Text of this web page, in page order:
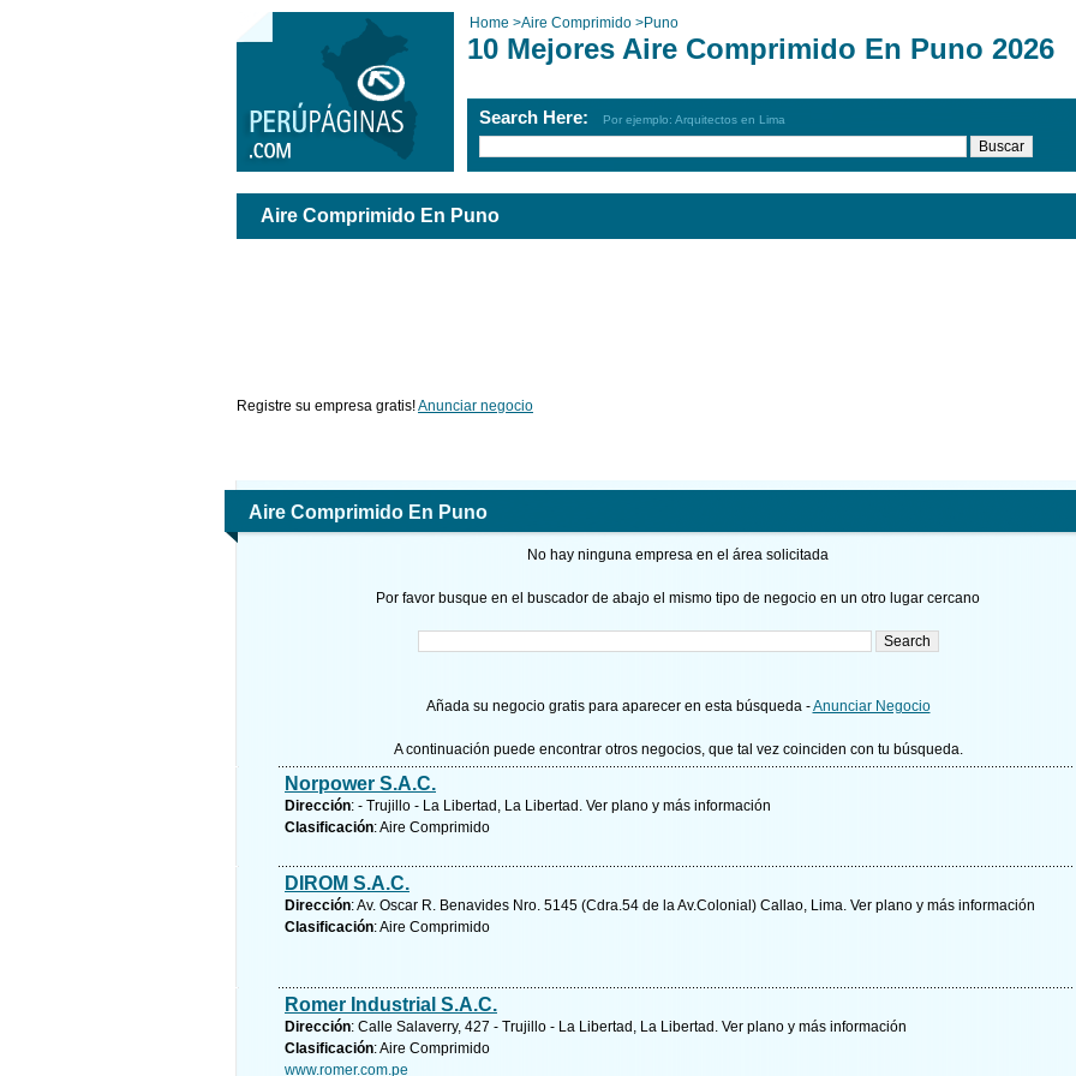
Home >Aire Comprimido >Puno
10 Mejores Aire Comprimido En Puno 2026
Search Here: Por ejemplo: Arquitectos en Lima
Aire Comprimido En Puno
Registre su empresa gratis!Anunciar negocio
Aire Comprimido En Puno
No hay ninguna empresa en el área solicitada
Por favor busque en el buscador de abajo el mismo tipo de negocio en un otro lugar cercano
Añada su negocio gratis para aparecer en esta búsqueda -Anunciar Negocio
A continuación puede encontrar otros negocios, que tal vez coinciden con tu búsqueda.
Norpower S.A.C.
Dirección: - Trujillo - La Libertad, La Libertad. Ver plano y más información
Clasificación: Aire Comprimido
DIROM S.A.C.
Dirección: Av. Oscar R. Benavides Nro. 5145 (Cdra.54 de la Av.Colonial) Callao, Lima. Ver plano y más información
Clasificación: Aire Comprimido
Romer Industrial S.A.C.
Dirección: Calle Salaverry, 427 - Trujillo - La Libertad, La Libertad. Ver plano y más información
Clasificación: Aire Comprimido
www.romer.com.pe